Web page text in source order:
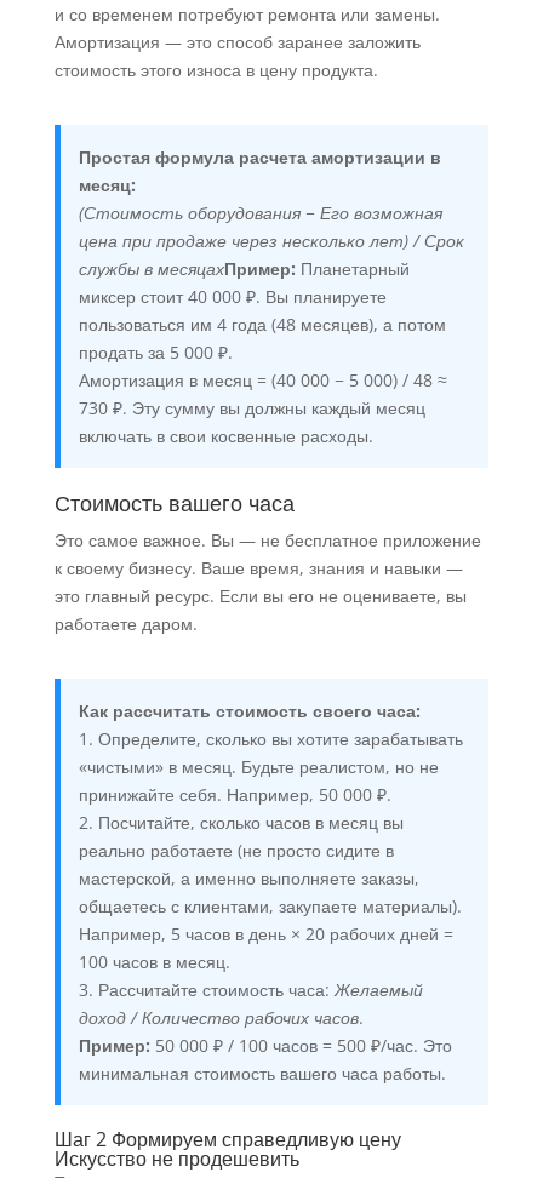
и со временем потребуют ремонта или замены.
Амортизация — это способ заранее заложить
стоимость этого износа в цену продукта.
Простая формула расчета амортизации в
месяц:
(Стоимость оборудования − Его возможная
цена при продаже через несколько лет) / Срок
службы в месяцахПример: Планетарный
миксер стоит 40 000 ₽. Вы планируете
пользоваться им 4 года (48 месяцев), а потом
продать за 5 000 ₽.
Амортизация в месяц = (40 000 − 5 000) / 48 ≈
730 ₽. Эту сумму вы должны каждый месяц
включать в свои косвенные расходы.
Стоимость вашего часа
Это самое важное. Вы — не бесплатное приложение
к своему бизнесу. Ваше время, знания и навыки —
это главный ресурс. Если вы его не оцениваете, вы
работаете даром.
Как рассчитать стоимость своего часа:
1. Определите, сколько вы хотите зарабатывать
«чистыми» в месяц. Будьте реалистом, но не
принижайте себя. Например, 50 000 ₽.
2. Посчитайте, сколько часов в месяц вы
реально работаете (не просто сидите в
мастерской, а именно выполняете заказы,
общаетесь с клиентами, закупаете материалы).
Например, 5 часов в день × 20 рабочих дней =
100 часов в месяц.
3. Рассчитайте стоимость часа:Желаемый
доход / Количество рабочих часов.
Пример: 50 000 ₽ / 100 часов = 500 ₽/час. Это
минимальная стоимость вашего часа работы.
Шаг 2 Формируем справедливую цену
Искусство не продешевить